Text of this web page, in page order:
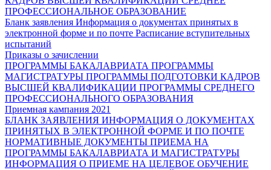
ПРОФЕССИОНАЛЬНОЕ ОБРАЗОВАНИЕ
Бланк заявления Информация о документах принятых в
электронной форме и по почте Расписание вступительных
испытаний
Приказы о зачислении
ПРОГРАММЫ БАКАЛАВРИАТА ПРОГРАММЫ
МАГИСТРАТУРЫ ПРОГРАММЫ ПОДГОТОВКИ КАДРОВ
ВЫСШЕЙ КВАЛИФИКАЦИИ ПРОГРАММЫ СРЕДНЕГО
ПРОФЕССИОНАЛЬНОГО ОБРАЗОВАНИЯ
Приемная кампания 2021
БЛАНК ЗАЯВЛЕНИЯ ИНФОРМАЦИЯ О ДОКУМЕНТАХ
ПРИНЯТЫХ В ЭЛЕКТРОННОЙ ФОРМЕ И ПО ПОЧТЕ
НОРМАТИВНЫЕ ДОКУМЕНТЫ ПРИЕМА НА
ПРОГРАММЫ БАКАЛАВРИАТА И МАГИСТРАТУРЫ
ИНФОРМАЦИЯ О ПРИЕМЕ НА ЦЕЛЕВОЕ ОБУЧЕНИЕ